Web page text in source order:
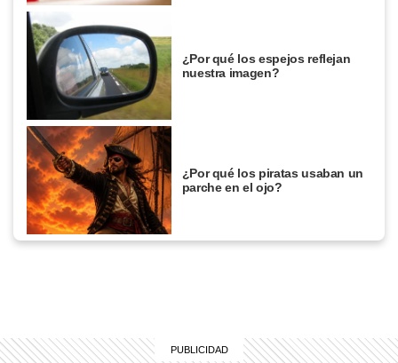
¿Por qué los espejos reflejan
nuestra imagen?
¿Por qué los piratas usaban un
parche en el ojo?